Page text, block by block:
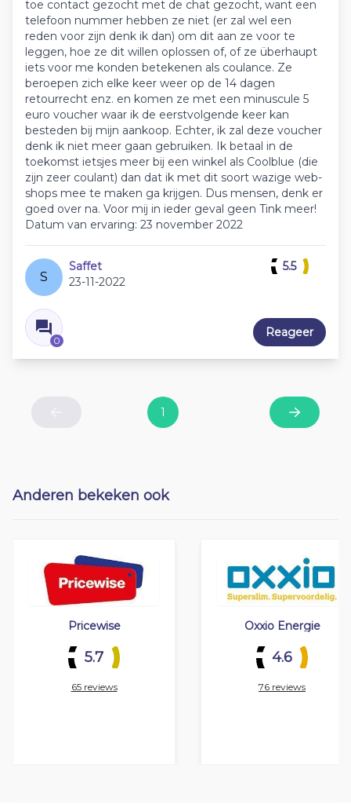
toe contact gezocht met de chat gezocht, want een
telefoon nummer hebben ze niet (er zal wel een
reden voor zijn denk ik dan) om dit aan ze voor te
leggen, hoe ze dit willen oplossen of, of ze überhaupt
iets voor me konden betekenen als coulance. Ze
beroepen zich elke keer weer op de 14 dagen
retourrecht enz. en komen ze met een minuscule 5
euro voucher waar ik de eerstvolgende keer kan
besteden bij mijn aankoop. Echter, ik zal deze voucher
denk ik niet meer gaan gebruiken. Ik betaal in de
toekomst ietsjes meer bij een winkel als Coolblue (die
zijn zeer coulant) dan dat ik met dit soort wazige web-
shops mee te maken ga krijgen. Dus mensen, denk er
goed over na. Voor mij in ieder geval geen Tink meer!
Datum van ervaring: 23 november 2022
S
Saffet
23-11-2022
0
5.5
Reageer
1 Next
Anderen bekeken ook
Pricewise
5.7
65 reviews
Oxxio Energie
4.6
76 reviews